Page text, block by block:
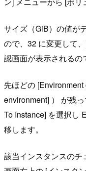
サイズ（GiB）の値が
ので、32 に変更して
認画面が表示されるの
先ほどの
environment] ） が残
To Instance] を選択し
移します。
該当インスタンスの